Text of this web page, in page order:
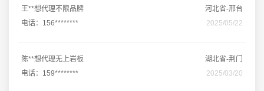
王**想代理不限品牌
河北省-邢台
电话：156********
2025/05/22
陈**想代理无上岩板
湖北省-荆门
电话：159********
2025/03/20